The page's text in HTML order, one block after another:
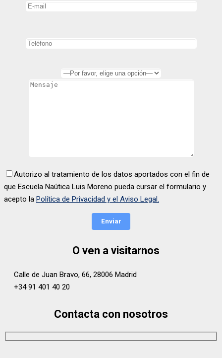
Autorizo al tratamiento de los datos aportados con el fin de
que Escuela Naútica Luis Moreno pueda cursar el formulario y
acepto la Política de Privacidad y el Aviso Legal.
O ven a visitarnos
Calle de Juan Bravo, 66, 28006 Madrid
+34 91 401 40 20
Contacta con nosotros